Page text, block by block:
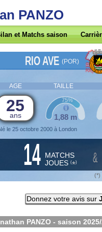
PANZO
et Matchs saison
RIO AVE (POR)
AGE TAILLE
25
ans
le 25 octobre 2000 à London
1,88 m
75%
14 MATCHS
JOUES (*) &
(*)
Donnez votre avis sur
PANZO - saison